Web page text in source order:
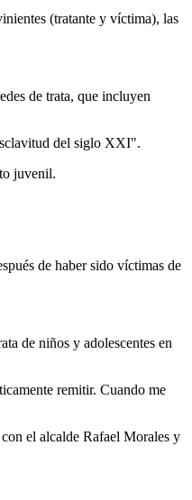
(tratante y víctima), las
de trata, que incluyen
del siglo XXI".
juvenil.
de haber sido víctimas de
de niños y adolescentes en
remitir. Cuando me
el alcalde Rafael Morales y